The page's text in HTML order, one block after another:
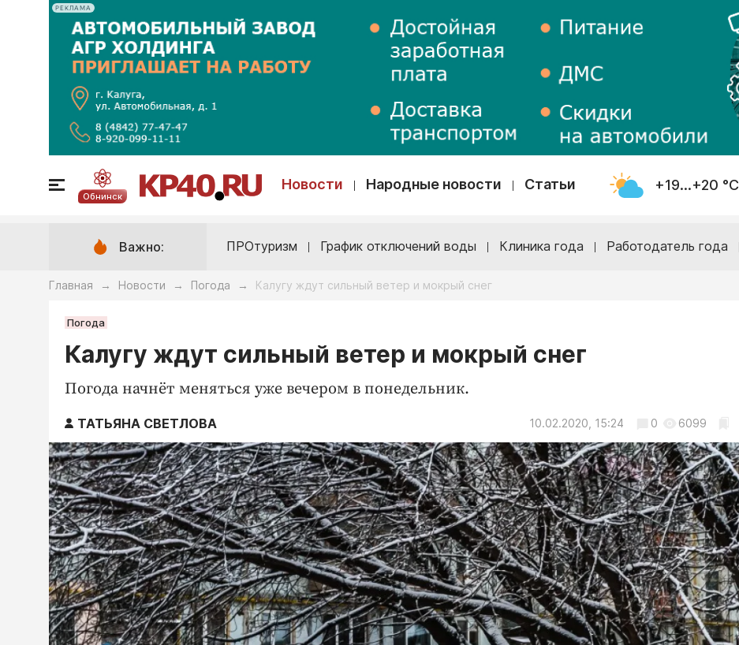
РЕКЛАМА
Обнинск
Новости Народные новости Статьи +19...+20 °С
Важно: ПРОтуризм График отключений воды Клиника года Работодатель года
Главная → Новости → Погода → Калугу ждут сильный ветер и мокрый снег
Погода
Калугу ждут сильный ветер и мокрый снег
Погода начнёт меняться уже вечером в понедельник.
ТАТЬЯНА СВЕТЛОВА 10.02.2020, 15:24 0 6099